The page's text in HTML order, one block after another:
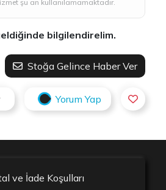
şu an kullanılamamaktadır.
bilgilendirelim.
Stoğa Gelince Haber Ver
Yorum Yap
ve İade Koşulları